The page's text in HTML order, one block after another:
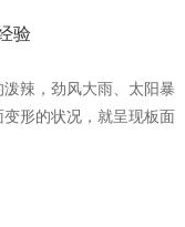
验
辣，劲风大雨、太阳暴
形的状况，就呈现板面